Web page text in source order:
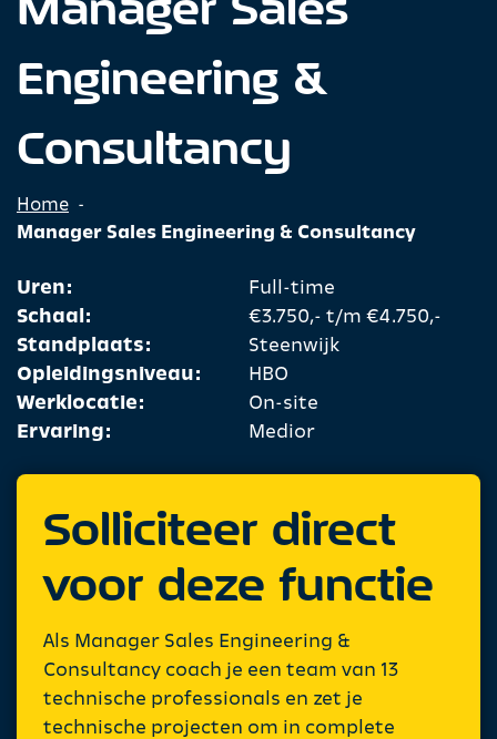
Engineering &
Consultancy
Home -
Manager Sales Engineering & Consultancy
Uren:
Full-time
Schaal:
€3.750,- t/m €4.750,-
Standplaats:
Steenwijk
Opleidingsniveau:
HBO
Werklocatie:
On-site
Ervaring:
Medior
Solliciteer direct
voor deze functie
Als Manager Sales Engineering &
Consultancy coach je een team van 13
technische professionals en zet je
technische projecten om in complete